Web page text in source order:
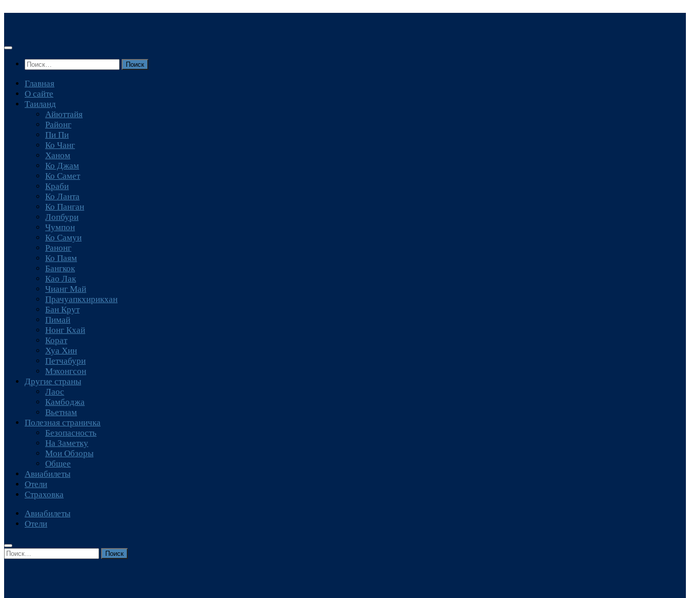
Найти:
Главная
О сайте
Таиланд
Айюттайя
Районг
Пи Пи
Ко Чанг
Ханом
Ко Джам
Ко Самет
Краби
Ко Ланта
Ко Панган
Лопбури
Чумпон
Ко Самуи
Ранонг
Ко Паям
Бангкок
Као Лак
Чианг Май
Прачуапкхирикхан
Бан Крут
Пимай
Нонг Кхай
Корат
Хуа Хин
Петчабури
Мэхонгсон
Другие страны
Лаос
Камбоджа
Вьетнам
Полезная страничка
Безопасность
На Заметку
Мои Обзоры
Общее
Авиабилеты
Отели
Страховка
Авиабилеты
Отели
Найти: